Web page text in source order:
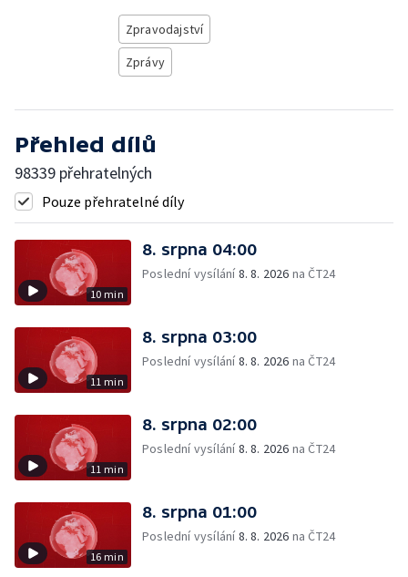
Zpravodajství
Zprávy
Přehled dílů
98339 přehratelných
Pouze přehratelné díly
10 min
8. srpna 04:00
Poslední vysílání8. 8. 2026 na ČT24
11 min
8. srpna 03:00
Poslední vysílání8. 8. 2026 na ČT24
11 min
8. srpna 02:00
Poslední vysílání8. 8. 2026 na ČT24
16 min
8. srpna 01:00
Poslední vysílání8. 8. 2026 na ČT24